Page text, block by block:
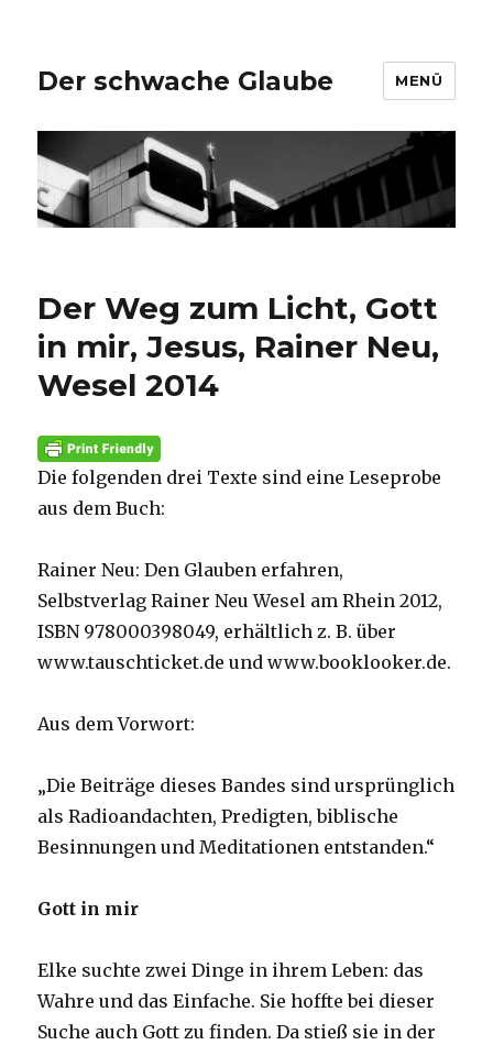
Der schwache Glaube MENÜ
Der Weg zum Licht, Gott
in mir, Jesus, Rainer Neu,
Wesel 2014
Die folgenden drei Texte sind eine Leseprobe
aus dem Buch:
Rainer Neu: Den Glauben erfahren,
Selbstverlag Rainer Neu Wesel am Rhein 2012,
ISBN 978000398049, erhältlich z. B. über
www.tauschticket.de und www.booklooker.de.
Aus dem Vorwort:
„Die Beiträge dieses Bandes sind ursprünglich
als Radioandachten, Predigten, biblische
Besinnungen und Meditationen entstanden.“
Gott in mir
Elke suchte zwei Dinge in ihrem Leben: das
Wahre und das Einfache. Sie hoffte bei dieser
Suche auch Gott zu finden. Da stieß sie in der